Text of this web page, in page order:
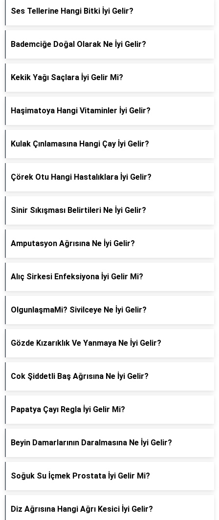
Ses Tellerine Hangi Bitki İyi Gelir?
Bademciğe Doğal Olarak Ne İyi Gelir?
Kekik Yağı Saçlara İyi Gelir Mi?
Haşimatoya Hangi Vitaminler İyi Gelir?
Kulak Çınlamasına Hangi Çay İyi Gelir?
Çörek Otu Hangi Hastalıklara İyi Gelir?
Sinir Sıkışması Belirtileri Ne İyi Gelir?
Amputasyon Ağrısına Ne İyi Gelir?
Alıç Sirkesi Enfeksiyona İyi Gelir Mi?
OlgunlaşmaMi? Sivilceye Ne İyi Gelir?
Gözde Kızarıklık Ve Yanmaya Ne İyi Gelir?
Cok Şiddetli Baş Ağrısına Ne İyi Gelir?
Papatya Çayı Regla İyi Gelir Mi?
Beyin Damarlarının Daralmasına Ne İyi Gelir?
Soğuk Su İçmek Prostata İyi Gelir Mi?
Diz Ağrısına Hangi Ağrı Kesici İyi Gelir?